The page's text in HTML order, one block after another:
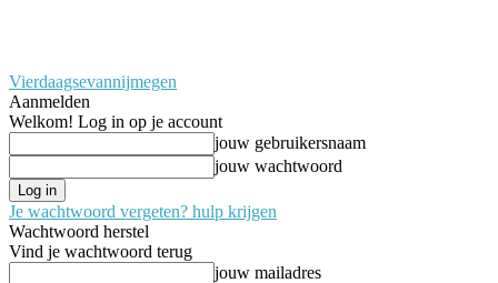
Vierdaagsevannijmegen
Aanmelden
Welkom! Log in op je account
jouw gebruikersnaam
jouw wachtwoord
Je wachtwoord vergeten? hulp krijgen
Wachtwoord herstel
Vind je wachtwoord terug
jouw mailadres